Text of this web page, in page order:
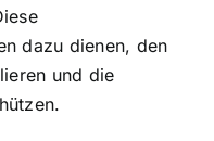
dazu dienen, den
und die